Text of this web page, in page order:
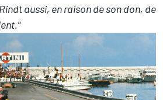
aussi, en raison de son don, de